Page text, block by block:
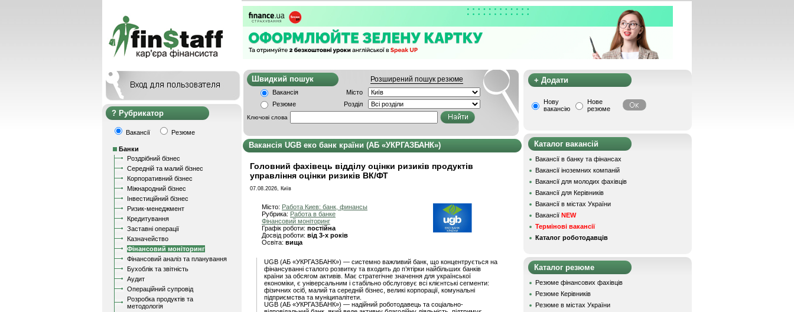
Рубрикатор
Вакансії Резюме
Банки
Роздрібний бізнес
Середній та малий бізнес
Корпоративний бізнес
Міжнародний бізнес
Інвестиційний бізнес
Ризик-менеджмент
Кредитування
Заставні операції
Казначейство
Фінансовий моніторинг
Фінансовий аналіз та планування
Бухоблік та звітність
Аудит
Операційний супровід
Розробка продуктів та
методологія
Швидкий пошук Розширений пошук резюме
Вакансія
Місто
Резюме
Розділ
Ключові слова
Вакансія UGB еко банк країни (АБ «УКРГАЗБАНК»)
Головний фахівець відділу оцінки ризиків продуктів
управління оцінки ризиків ВК/ФТ
07.08.2026, Київ
Місто: Работа Киев: банк, финансы
Рубрика: Работа в банке
Фінансовий моніторинг
Графік роботи: постійна
Досвід роботи: від 3-х років
Освіта: вища
UGB (АБ «УКРГАЗБАНК») — системно важливий банк, що концентрується на
фінансуванні сталого розвитку та входить до п’ятірки найбільших банків
країни за обсягом активів. Має стратегічне значення для української
економіки, є універсальним і стабільно обслуговує всі клієнтські сегменти:
фізичних осіб, малий та середній бізнес, великі корпорації, комунальні
підприємства та муніципалітети.
UGB (АБ «УКРГАЗБАНК») — надійний роботодавець та соціально-
+ Додати
Нову
вакансію
Нове
резюме
Каталог вакансій
Вакансії в банку та фінансах
Вакансії іноземних компаній
Вакансії для молодих фахівців
Вакансії для Керівників
Вакансії в містах України
Вакансії NEW
Термінові вакансії
Каталог роботодавців
Каталог резюме
Резюме фінансових фахівців
Резюме Керівників
Резюме в містах України